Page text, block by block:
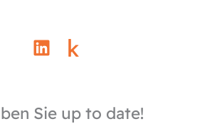
L
i
e
Sie up to date!